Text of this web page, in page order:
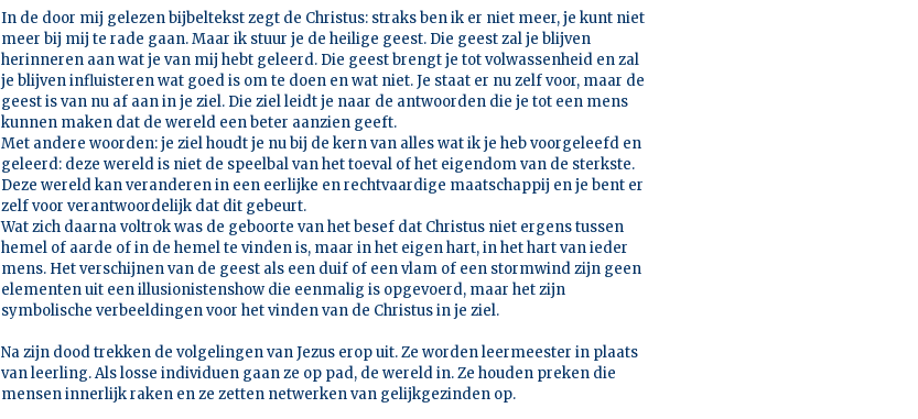
In de door mij gelezen bijbeltekst zegt de Christus: straks ben ik er niet meer, je kunt niet
meer bij mij te rade gaan. Maar ik stuur je de heilige geest. Die geest zal je blijven
herinneren aan wat je van mij hebt geleerd. Die geest brengt je tot volwassenheid en zal
je blijven influisteren wat goed is om te doen en wat niet. Je staat er nu zelf voor, maar de
geest is van nu af aan in je ziel. Die ziel leidt je naar de antwoorden die je tot een mens
kunnen maken dat de wereld een beter aanzien geeft.
Met andere woorden: je ziel houdt je nu bij de kern van alles wat ik je heb voorgeleefd en
geleerd: deze wereld is niet de speelbal van het toeval of het eigendom van de sterkste.
Deze wereld kan veranderen in een eerlijke en rechtvaardige maatschappij en je bent er
zelf voor verantwoordelijk dat dit gebeurt.
Wat zich daarna voltrok was de geboorte van het besef dat Christus niet ergens tussen
hemel of aarde of in de hemel te vinden is, maar in het eigen hart, in het hart van ieder
mens. Het verschijnen van de geest als een duif of een vlam of een stormwind zijn geen
elementen uit een illusionistenshow die eenmalig is opgevoerd, maar het zijn
symbolische verbeeldingen voor het vinden van de Christus in je ziel.
Na zijn dood trekken de volgelingen van Jezus erop uit. Ze worden leermeester in plaats
van leerling. Als losse individuen gaan ze op pad, de wereld in. Ze houden preken die
mensen innerlijk raken en ze zetten netwerken van gelijkgezinden op.